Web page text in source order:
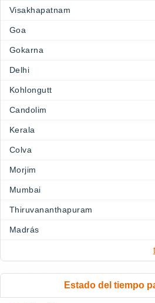
Visakhapatnam
Goa
Gokarna
Delhi
Kohlongutt
Candolim
Kerala
Colva
Morjim
Mumbai
Thiruvananthapuram
Madrás
Estado del tiempo